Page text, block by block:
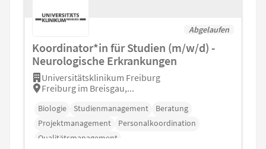
Abgelaufen
Koordinator*in für Studien (m/w/d) -
Neurologische Erkrankungen
Universitätsklinikum Freiburg
Freiburg im Breisgau,...
Biologie Studienmanagement
Beratung
Projektmanagement
Personalkoordination
Qualitätsmanagement